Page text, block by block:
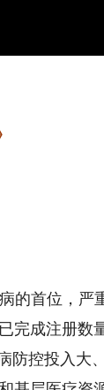
的首位，严
成注册数量
防控投入大